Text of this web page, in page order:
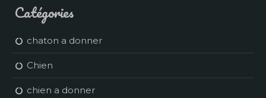
Catégories
chaton a donner
Chien
chien a donner